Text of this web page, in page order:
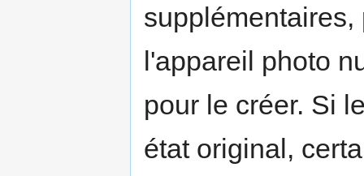
l'appareil photo
pour le créer. Si
état original,